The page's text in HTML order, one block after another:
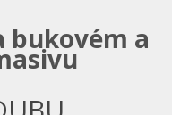
bukovém a